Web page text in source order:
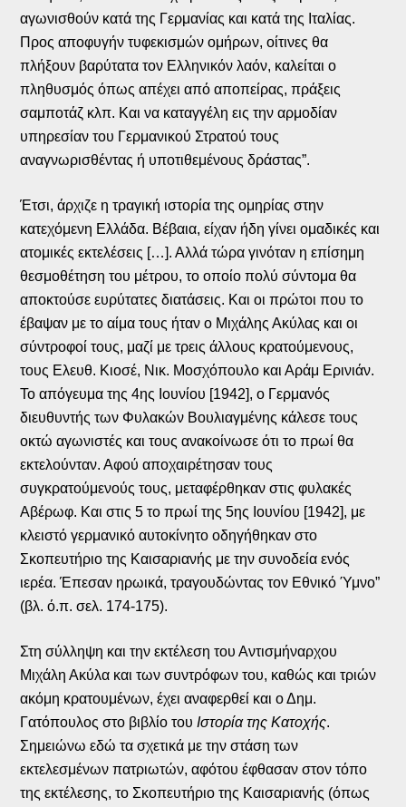
αγωνισθούν κατά της Γερμανίας και κατά της Ιταλίας.
Προς αποφυγήν τυφεκισμών ομήρων, οίτινες θα
πλήξουν βαρύτατα τον Ελληνικόν λαόν, καλείται ο
πληθυσμός όπως απέχει από αποπείρας, πράξεις
σαμποτάζ κλπ. Και να καταγγέλη εις την αρμοδίαν
υπηρεσίαν του Γερμανικού Στρατού τους
αναγνωρισθέντας ή υποτιθεμένους δράστας”.
Έτσι, άρχιζε η τραγική ιστορία της ομηρίας στην
κατεχόμενη Ελλάδα. Βέβαια, είχαν ήδη γίνει ομαδικές και
ατομικές εκτελέσεις […]. Αλλά τώρα γινόταν η επίσημη
θεσμοθέτηση του μέτρου, το οποίο πολύ σύντομα θα
αποκτούσε ευρύτατες διατάσεις. Και οι πρώτοι που το
έβαψαν με το αίμα τους ήταν ο Μιχάλης Ακύλας και οι
σύντροφοί τους, μαζί με τρεις άλλους κρατούμενους,
τους Ελευθ. Κιοσέ, Νικ. Μοσχόπουλο και Αράμ Ερινιάν.
Το απόγευμα της 4ης Ιουνίου [1942], ο Γερμανός
διευθυντής των Φυλακών Βουλιαγμένης κάλεσε τους
οκτώ αγωνιστές και τους ανακοίνωσε ότι το πρωί θα
εκτελούνταν. Αφού αποχαιρέτησαν τους
συγκρατούμενούς τους, μεταφέρθηκαν στις φυλακές
Αβέρωφ. Και στις 5 το πρωί της 5ης Ιουνίου [1942], με
κλειστό γερμανικό αυτοκίνητο οδηγήθηκαν στο
Σκοπευτήριο της Καισαριανής με την συνοδεία ενός
ιερέα. Έπεσαν ηρωικά, τραγουδώντας τον Εθνικό Ύμνο”
(βλ. ό.π. σελ. 174-175).
Στη σύλληψη και την εκτέλεση του Αντισμήναρχου
Μιχάλη Ακύλα και των συντρόφων του, καθώς και τριών
ακόμη κρατουμένων, έχει αναφερθεί και ο Δημ.
Γατόπουλος στο βιβλίο του Ιστορία της Κατοχής.
Σημειώνω εδώ τα σχετικά με την στάση των
εκτελεσμένων πατριωτών, αφότου έφθασαν στον τόπο
της εκτέλεσης, το Σκοπευτήριο της Καισαριανής (όπως